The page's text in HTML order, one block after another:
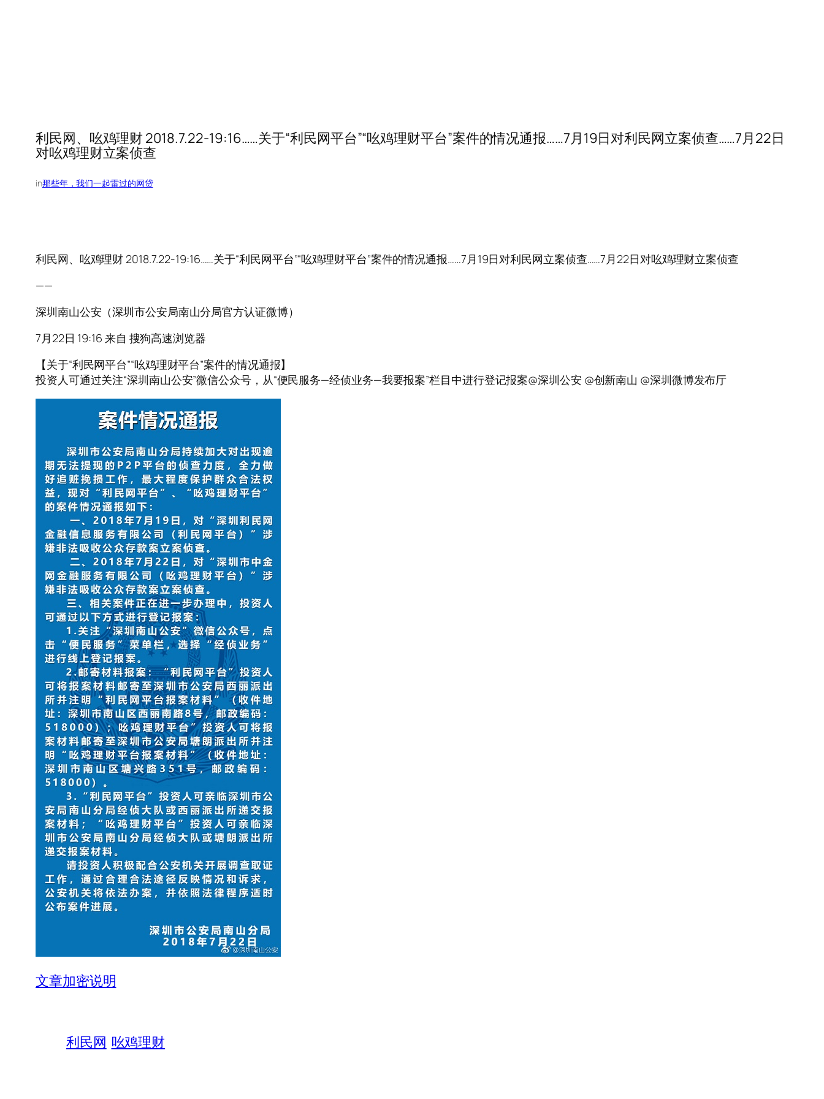
利民网、吆鸡理财 2018.7.22-19:16……关于“利民网平台”“吆鸡理财平台”案件的情况通报……7月19日对利民网立案侦查……7月22日
对吆鸡理财立案侦查
in那些年，我们一起雷过的网贷
利民网、吆鸡理财 2018.7.22-19:16……关于“利民网平台”“吆鸡理财平台”案件的情况通报……7月19日对利民网立案侦查……7月22日对吆鸡理财立案侦查
——
深圳南山公安（深圳市公安局南山分局官方认证微博）
7月22日 19:16 来自 搜狗高速浏览器
【关于“利民网平台”“吆鸡理财平台”案件的情况通报】
投资人可通过关注“深圳南山公安”微信公众号，从“便民服务—经侦业务—我要报案”栏目中进行登记报案@深圳公安 @创新南山 @深圳微博发布厅 ​​​​
文章加密说明
利民网 吆鸡理财